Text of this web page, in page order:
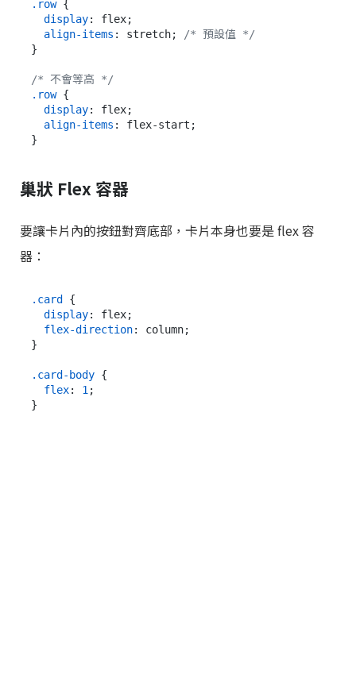
.row {
display: flex;
align-items : stretch; /* 預設值 */
}
/* 不會等高 */
.row {
display: flex;
align-items : flex-start;
巢狀 Flex 容器
要讓卡片內的按鈕對齊底部，卡片本身也要是 flex 容
器：
.card
{
display: flex;
flex-direction: column;
}
.card-body {
flex: 1 ;